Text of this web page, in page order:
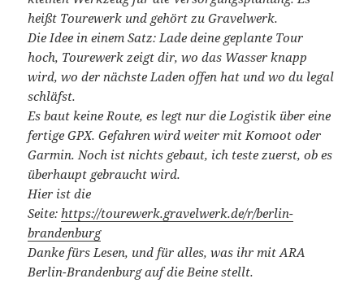
heißt Tourewerk und gehört zu Gravelwerk.
Die Idee in einem Satz: Lade deine geplante Tour
hoch, Tourewerk zeigt dir, wo das Wasser knapp
wird, wo der nächste Laden offen hat und wo du legal
schläfst.
Es baut keine Route, es legt nur die Logistik über eine
fertige GPX. Gefahren wird weiter mit Komoot oder
Garmin. Noch ist nichts gebaut, ich teste zuerst, ob es
überhaupt gebraucht wird.
Hier ist die
Seite:https://tourewerk.gravelwerk.de/r/berlin-
brandenburg
Danke fürs Lesen, und für alles, was ihr mit ARA
Berlin-Brandenburg auf die Beine stellt.